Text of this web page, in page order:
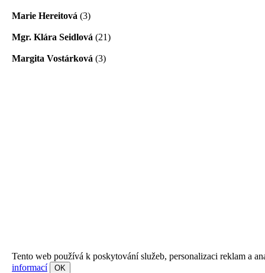
Marie Hereitová (3)
Mgr. Klára Seidlová (21)
Margita Vostárková (3)
Tento web používá k poskytování služeb, personalizaci reklam a
informací
OK